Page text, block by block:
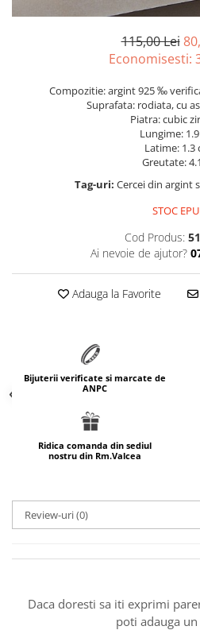
marimea 57
marimea 61
marimea 65
marime reglabila
marimea 52
marimea 56
marimea 58
marimea 59
marimea 61
marimea 63
115,00 Lei
Economisesti:
Compozitie: argint 925 ‰
Suprafata: rodiata, cu
Piatra: cubic
Lungime:
Latime: 1.3
Greutate:
Tag-uri: Cercei din argint
STOC
Cod Produs:
Ai nevoie de ajutor?
Adauga la Favorite
Bijuterii verificate si marcate de
ANPC
Ridica comanda din sediul
nostru din Rm.Valcea
Review-uri(0)
Daca doresti sa iti exprimi
poti adauga